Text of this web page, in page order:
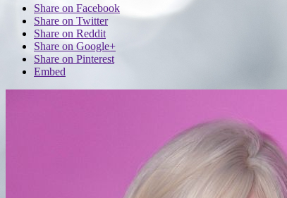
Share on Facebook
Share on Twitter
Share on Reddit
Share on Google+
Share on Pinterest
Embed